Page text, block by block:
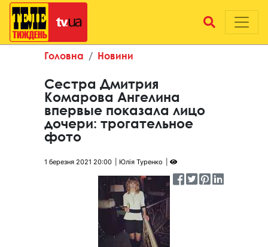
Головна Новини
Сестра Дмитрия
Комарова Ангелина
впервые показала лицо
дочери: трогательное
фото
1 березня 2021 20:00 Юлія Туренко